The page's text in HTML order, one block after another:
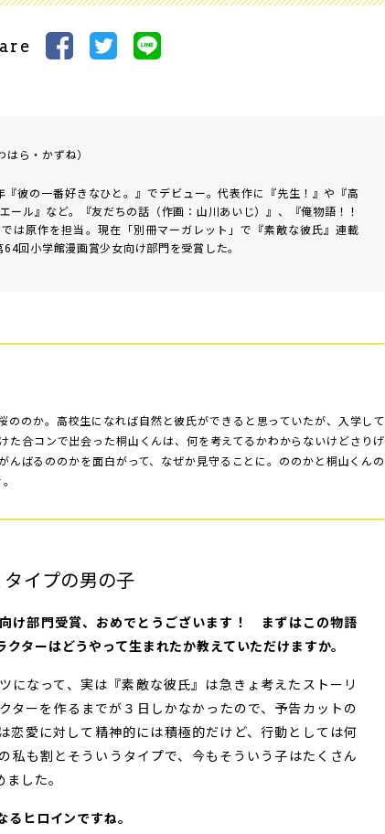
はら・かずね）
彼の一番好きなひと。』でデビュー。代表作に『先生！』や『高
ール』など。『友だちの話（作画：山川あいじ）』、『俺物語！！
では原作を担当。現在「別冊マーガレット」で『素敵な彼氏』連載
回小学館漫画賞少女向け部門を受賞した。
のか。高校生になれば自然と彼氏ができると思っていたが、入学して
た合コンで出会った桐山くんは、何を考えてるかわからないけどさりげ
んばるののかを面白がって、なぜか見守ることに。ののかと桐山くんの
イプの男の子
向け部門受賞、おめでとうございます！ まずはこの物語
ターはどうやって生まれたか教えていただけますか。
なって、実は『素敵な彼氏』は急きょ考えたストーリ
ターを作るまでが３日しかなかったので、予告カットの
恋愛に対して精神的には積極的だけど、行動としては何
私も割とそういうタイプで、今もそういう子はたくさん
した。
るヒロインですね。